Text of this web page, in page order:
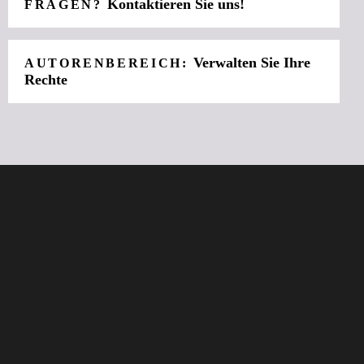
FRAGEN? Kontaktieren Sie uns!
AUTORENBEREICH:Verwalten Sie Ihre
Rechte